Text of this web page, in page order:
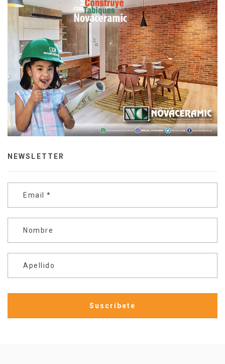
NEWSLETTER
Email *
Nombre
Apellido